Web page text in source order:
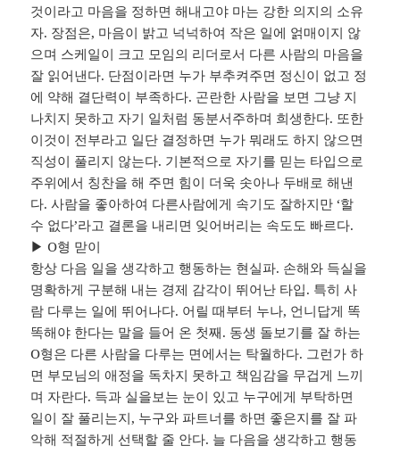
것이라고 마음을 정하면 해내고야 마는 강한 의지의 소유
자. 장점은, 마음이 밝고 넉넉하여 작은 일에 얽매이지 않
으며 스케일이 크고 모임의 리더로서 다른 사람의 마음을
잘 읽어낸다. 단점이라면 누가 부추켜주면 정신이 없고 정
에 약해 결단력이 부족하다. 곤란한 사람을 보면 그냥 지
나치지 못하고 자기 일처럼 동분서주하며 희생한다. 또한
이것이 전부라고 일단 결정하면 누가 뭐래도 하지 않으면
직성이 풀리지 않는다. 기본적으로 자기를 믿는 타입으로
주위에서 칭찬을 해 주면 힘이 더욱 솟아나 두배로 해낸
다. 사람을 좋아하여 다른사람에게 속기도 잘하지만 ‘할
수 없다’라고 결론을 내리면 잊어버리는 속도도 빠르다.
▶ O형 맏이
항상 다음 일을 생각하고 행동하는 현실파. 손해와 득실을
명확하게 구분해 내는 경제 감각이 뛰어난 타입. 특히 사
람 다루는 일에 뛰어나다. 어릴 때부터 누나, 언니답게 똑
똑해야 한다는 말을 들어 온 첫째. 동생 돌보기를 잘 하는
O형은 다른 사람을 다루는 면에서는 탁월하다. 그런가 하
면 부모님의 애정을 독차지 못하고 책임감을 무겁게 느끼
며 자란다. 득과 실을보는 눈이 있고 누구에게 부탁하면
일이 잘 풀리는지, 누구와 파트너를 하면 좋은지를 잘 파
악해 적절하게 선택할 줄 안다. 늘 다음을 생각하고 행동